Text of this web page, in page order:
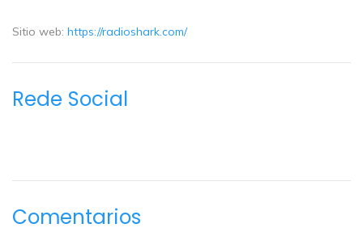
Sitio web: https://radioshark.com/
Rede Social
Comentarios